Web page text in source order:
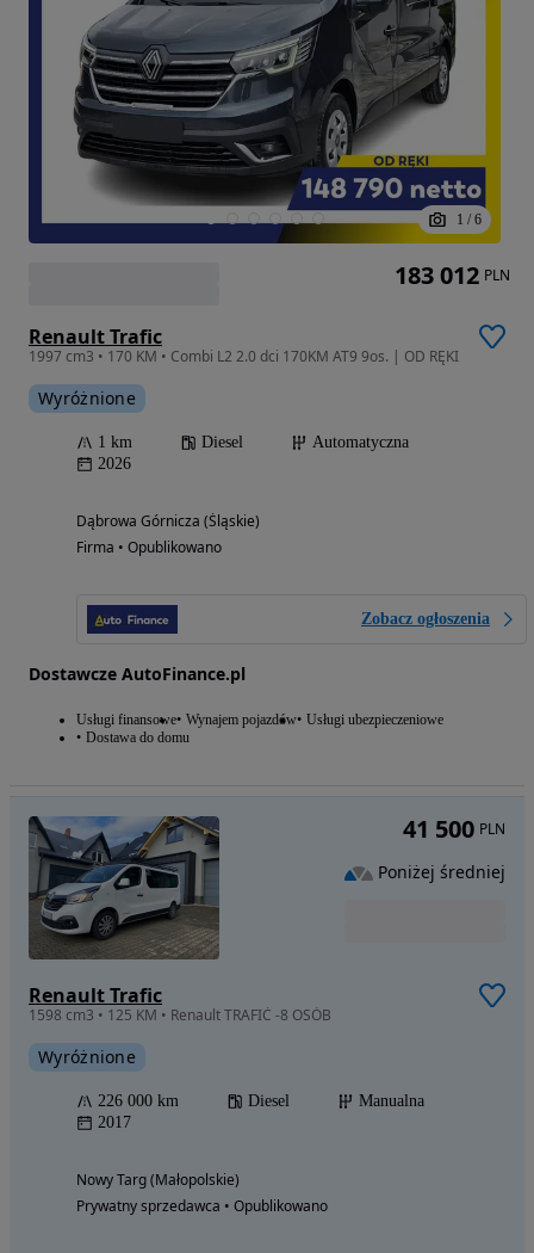
1 / 6
Renault Trafic
1997 cm3 • 170 KM • Combi L2 2.0 dci 170KM AT9 9os. | OD RĘKI
Wyróżnione
1 km Diesel
Automatyczna
2026
Dąbrowa Górnicza (Śląskie)
Firma • Opublikowano
Zobacz ogłoszenia
Dostawcze AutoFinance.pl
Usługi finansowe Wynajem pojazdów Usługi ubezpieczeniowe
Dostawa do domu
183 012 PLN
Renault Trafic
1598 cm3 • 125 KM • Renault TRAFIĆ -8 OSÓB
Wyróżnione
226 000 km Diesel
Manualna
2017
Nowy Targ (Małopolskie)
Prywatny sprzedawca • Opublikowano
41 500 PLN
Poniżej średniej